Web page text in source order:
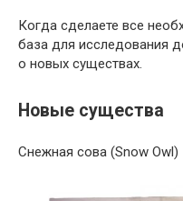
Когда сделаете все
база для исследования
о новых существах.
Новые существа
Снежная сова (Snow Owl)